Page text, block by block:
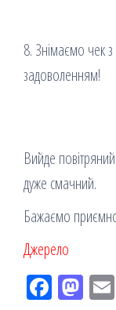
8. Знімаємо чек
задоволенням!
Вийде
дуже смачний.
Бажаємо
Джерело
Fac M